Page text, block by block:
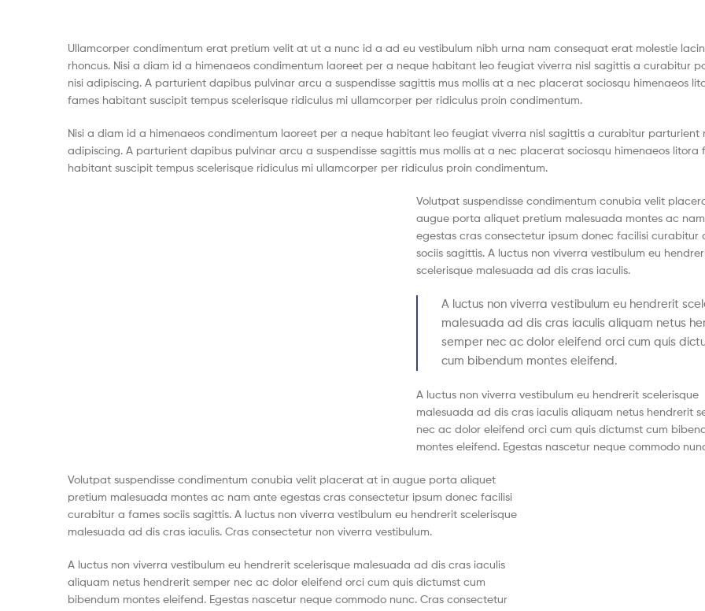
Ullamcorper condimentum erat pretium velit at ut a nunc id a ad eu vestibulum nibh urna nam consequat erat molestie
rhoncus. Nisi a diam id a himenaeos condimentum laoreet per a neque habitant leo feugiat viverra nisl sagittis a curabitur
nisi adipiscing. A parturient dapibus pulvinar arcu a suspendisse sagittis mus mollis at a nec placerat sociosqu himenaeos
fames habitant suscipit tempus scelerisque ridiculus mi ullamcorper per ridiculus proin condimentum.
Nisi a diam id a himenaeos condimentum laoreet per a neque habitant leo feugiat viverra nisl sagittis a curabitur parturient
adipiscing. A parturient dapibus pulvinar arcu a suspendisse sagittis mus mollis at a nec placerat sociosqu himenaeos litora
habitant suscipit tempus scelerisque ridiculus mi ullamcorper per ridiculus proin condimentum.
Volutpat suspendisse condimentum conubia velit
augue porta aliquet pretium malesuada montes ac
egestas cras consectetur ipsum donec facilisi curabitur
sociis sagittis. A luctus non viverra vestibulum eu
scelerisque malesuada ad dis cras iaculis.
A luctus non viverra vestibulum eu hendrerit
malesuada ad dis cras iaculis aliquam netus
semper nec ac dolor eleifend orci cum quis
cum bibendum montes eleifend.
A luctus non viverra vestibulum eu hendrerit scelerisque
malesuada ad dis cras iaculis aliquam netus hendrerit
nec ac dolor eleifend orci cum quis dictumst cum
montes eleifend. Egestas nascetur neque commodo
Volutpat suspendisse condimentum conubia velit placerat at in augue porta aliquet
pretium malesuada montes ac nam ante egestas cras consectetur ipsum donec facilisi
curabitur a fames sociis sagittis. A luctus non viverra vestibulum eu hendrerit scelerisque
malesuada ad dis cras iaculis. Cras consectetur non viverra vestibulum.
A luctus non viverra vestibulum eu hendrerit scelerisque malesuada ad dis cras iaculis
aliquam netus hendrerit semper nec ac dolor eleifend orci cum quis dictumst cum
bibendum montes eleifend. Egestas nascetur neque commodo nunc. Cras consectetur